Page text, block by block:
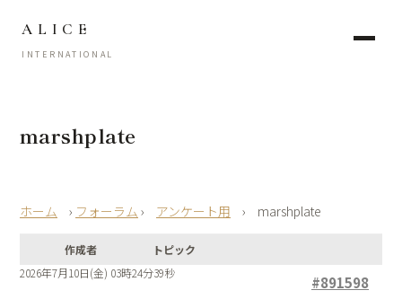
ALICE
INTERNATIONAL
marshplate
› フォーラム › アンケート用 › marshplate
作成者
トピック
2026年7月10日(金) 03時24分39秒
#891598